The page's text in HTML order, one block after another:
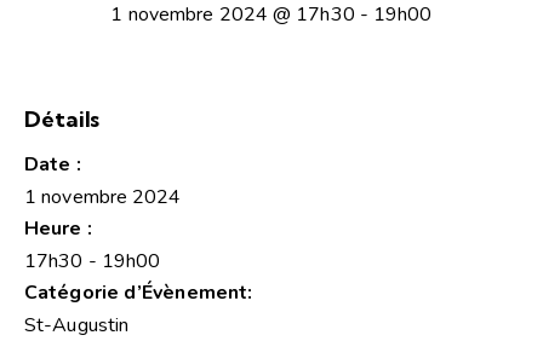
1 novembre 2024 @ 17h30 - 19h00
Détails
Date :
1 novembre 2024
Heure :
17h30 - 19h00
Catégorie d’Évènement:
St-Augustin